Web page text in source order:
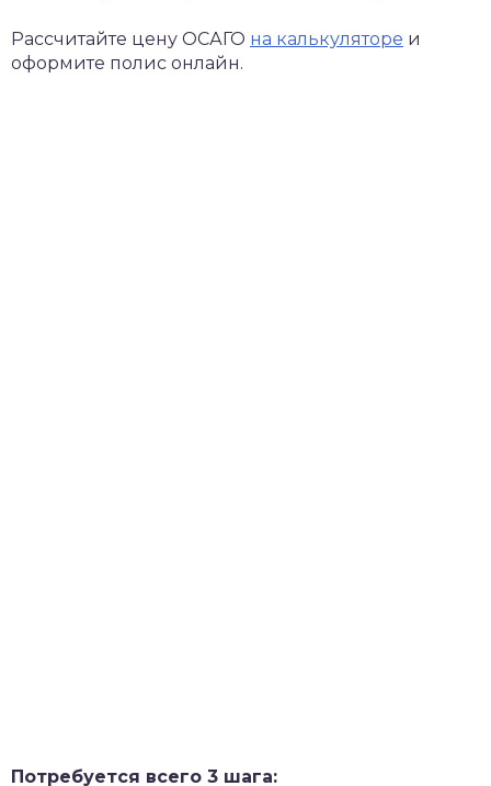
Рассчитайте цену ОСАГО на калькуляторе и
оформите полис онлайн.
Потребуется всего 3 шага: